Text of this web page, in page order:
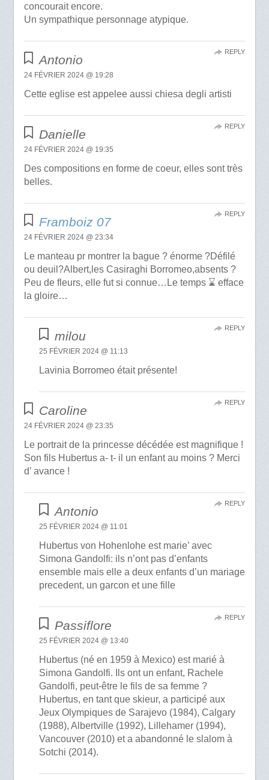
concourait encore.
Un sympathique personnage atypique.
Antonio
24 FÉVRIER 2024 @ 19:28
Cette eglise est appelee aussi chiesa degli artisti
REPLY
Danielle
24 FÉVRIER 2024 @ 19:35
Des compositions en forme de coeur, elles sont très
belles.
REPLY
Framboiz 07
24 FÉVRIER 2024 @ 23:34
Le manteau pr montrer la bague ? énorme ?Défilé
ou deuil?Albert,les Casiraghi Borromeo,absents ?
Peu de fleurs, elle fut si connue…Le temps ⌛️ efface
la gloire…
REPLY
milou
25 FÉVRIER 2024 @ 11:13
Lavinia Borromeo était présente!
REPLY
Caroline
24 FÉVRIER 2024 @ 23:35
Le portrait de la princesse décédée est magnifique !
Son fils Hubertus a- t- il un enfant au moins ? Merci
d’ avance !
REPLY
Antonio
25 FÉVRIER 2024 @ 11:01
Hubertus von Hohenlohe est marie’ avec
Simona Gandolfi: ils n’ont pas d’enfants
ensemble mais elle a deux enfants d’un mariage
precedent, un garcon et une fille
REPLY
Passiflore
25 FÉVRIER 2024 @ 13:40
Hubertus (né en 1959 à Mexico) est marié à
Simona Gandolfi. Ils ont un enfant, Rachele
Gandolfi, peut-être le fils de sa femme ?
Hubertus, en tant que skieur, a participé aux
Jeux Olympiques de Sarajevo (1984), Calgary
(1988), Albertville (1992), Lillehamer (1994),
Vancouver (2010) et a abandonné le slalom à
Sotchi (2014).
REPLY